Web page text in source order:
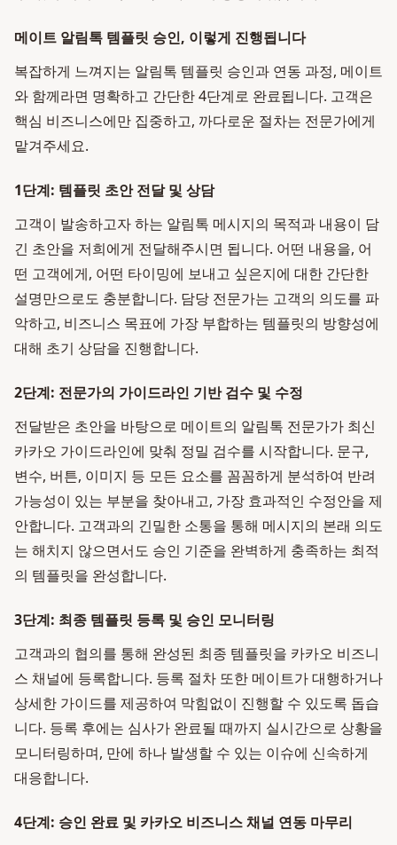
메이트 알림톡 템플릿 승인, 이렇게 진행됩니다
복잡하게 느껴지는 알림톡 템플릿 승인과 연동 과정, 메이트
와 함께라면 명확하고 간단한 4단계로 완료됩니다. 고객은
핵심 비즈니스에만 집중하고, 까다로운 절차는 전문가에게
맡겨주세요.
1단계: 템플릿 초안 전달 및 상담
고객이 발송하고자 하는 알림톡 메시지의 목적과 내용이 담
긴 초안을 저희에게 전달해주시면 됩니다. 어떤 내용을, 어
떤 고객에게, 어떤 타이밍에 보내고 싶은지에 대한 간단한
설명만으로도 충분합니다. 담당 전문가는 고객의 의도를 파
악하고, 비즈니스 목표에 가장 부합하는 템플릿의 방향성에
대해 초기 상담을 진행합니다.
2단계: 전문가의 가이드라인 기반 검수 및 수정
전달받은 초안을 바탕으로 메이트의 알림톡 전문가가 최신
카카오 가이드라인에 맞춰 정밀 검수를 시작합니다. 문구,
변수, 버튼, 이미지 등 모든 요소를 꼼꼼하게 분석하여 반려
가능성이 있는 부분을 찾아내고, 가장 효과적인 수정안을 제
안합니다. 고객과의 긴밀한 소통을 통해 메시지의 본래 의도
는 해치지 않으면서도 승인 기준을 완벽하게 충족하는 최적
의 템플릿을 완성합니다.
3단계: 최종 템플릿 등록 및 승인 모니터링
고객과의 협의를 통해 완성된 최종 템플릿을 카카오 비즈니
스 채널에 등록합니다. 등록 절차 또한 메이트가 대행하거나
상세한 가이드를 제공하여 막힘없이 진행할 수 있도록 돕습
니다. 등록 후에는 심사가 완료될 때까지 실시간으로 상황을
모니터링하며, 만에 하나 발생할 수 있는 이슈에 신속하게
대응합니다.
4단계: 승인 완료 및 카카오 비즈니스 채널 연동 마무리